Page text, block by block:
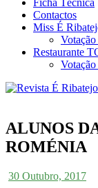
Ficha Técnica
Contactos
Miss É
Restaurante
ALUNOS
ROMÉNIA
30 Outubro, 2017